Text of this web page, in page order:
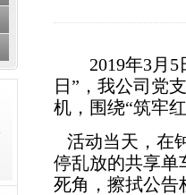
2019年3月 5
日”，我公司党
机，围绕“筑牢
活动当天，在
停乱放的共享单
死角，擦拭公告